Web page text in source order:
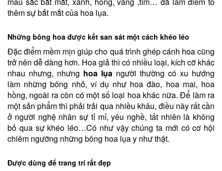
thêm sự bắt mắt của hoa lụa.
Những bông hoa được kết san sát một cách khéo léo
Đặc điểm mềm mịn giúp cho quá trình ghép cánh hoa cũng
trở nên dễ dàng hơn. Hoa giả thì có nhiều loại, kích cỡ khác
nhau nhưng, nhưng hoa lụa người thường có xu hướng
làm những bông nhỏ, ví dụ như hoa đào, hoa mai, hoa
hồng, ngoài ra còn có một số loại hoa khác nữa. Để làm ra
một sản phẩm thì phải trải qua nhiều khâu, điều này rất cần
ở người nghệ nhân sự tỉ mỉ, yêu nghề, tất nhiên là không
bỏ qua sự khéo léo…Có như vậy chúng ta mới có cơ hội
chiêm ngưỡng những bông hoa lụa y như thật.
Được dùng để trang trí rất đẹp